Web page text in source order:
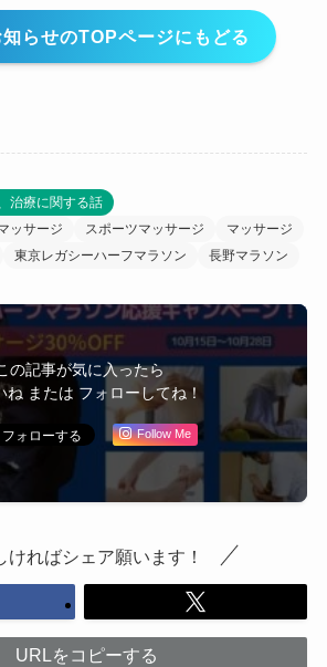
らせのTOPページにもどる
治療に関する話
ッサージ
スポーツマッサージ
マッサージ
東京レガシーハーフマラソン 長野マラソン
の記事が気に入ったら
または フォローしてね！
Follow Me
ければシェア願います！
URLをコピーする